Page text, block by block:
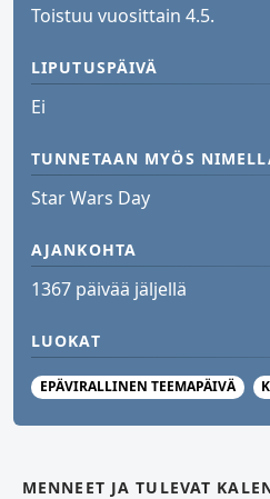
Toistuu vuosittain 4.5.
LIPUTUSPÄIVÄ
Ei
TUNNETAAN MYÖS
Star Wars Day
AJANKOHTA
1367 päivää jäljellä
LUOKAT
EPÄVIRALLINEN TEEMAPÄIVÄ
MENNEET JA TULEVAT